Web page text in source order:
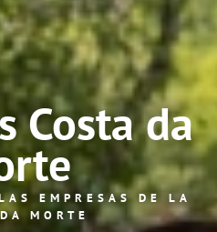
Costa da
EMPRESAS DE LA
MORTE